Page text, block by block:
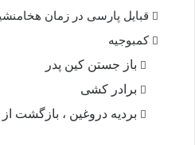
قبایل پارسی در زمان
کمبوجیه
باز جستن کین پدر
برادر کشی
بردیه دروغین ، بازگشت